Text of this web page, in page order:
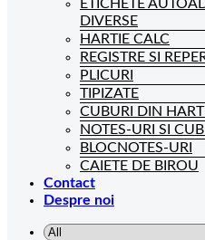
ETICHETE
DIVERSE
HARTIE CALC
REGISTRE SI
PLICURI
TIPIZATE
CUBURI DIN
NOTES-URI SI
BLOCNOTES-URI
CAIETE DE BIROU
Contact
Despre noi